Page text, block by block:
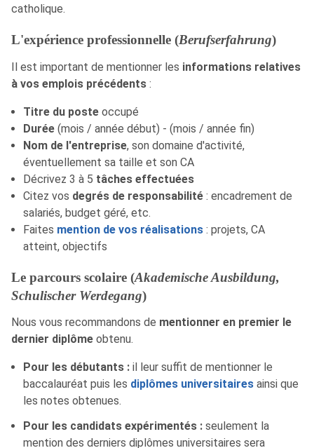
catholique.
L'expérience professionnelle (Berufserfahrung)
Il est important de mentionner les informations relatives
à vos emplois précédents :
Titre du poste occupé
Durée (mois / année début) - (mois / année fin)
Nom de l'entreprise, son domaine d'activité,
éventuellement sa taille et son CA
Décrivez 3 à 5 tâches effectuées
Citez vos degrés de responsabilité : encadrement de
salariés, budget géré, etc.
Faites mention de vos réalisations : projets, CA
atteint, objectifs
Le parcours scolaire (Akademische Ausbildung,
Schulischer Werdegang)
Nous vous recommandons de mentionner en premier le
dernier diplôme obtenu.
Pour les débutants : il leur suffit de mentionner le
baccalauréat puis les diplômes universitaires ainsi que
les notes obtenues.
Pour les candidats expérimentés : seulement la
mention des derniers diplômes universitaires sera